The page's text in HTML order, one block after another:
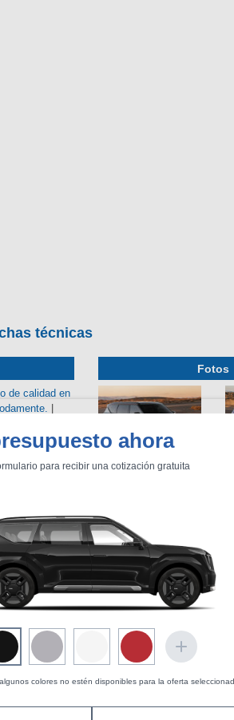
ahora
para recibir una cotización gratuita
colores no estén disponibles para la oferta
técnicas
de calidad en
|
385 CV,
o siete
de
Fotos